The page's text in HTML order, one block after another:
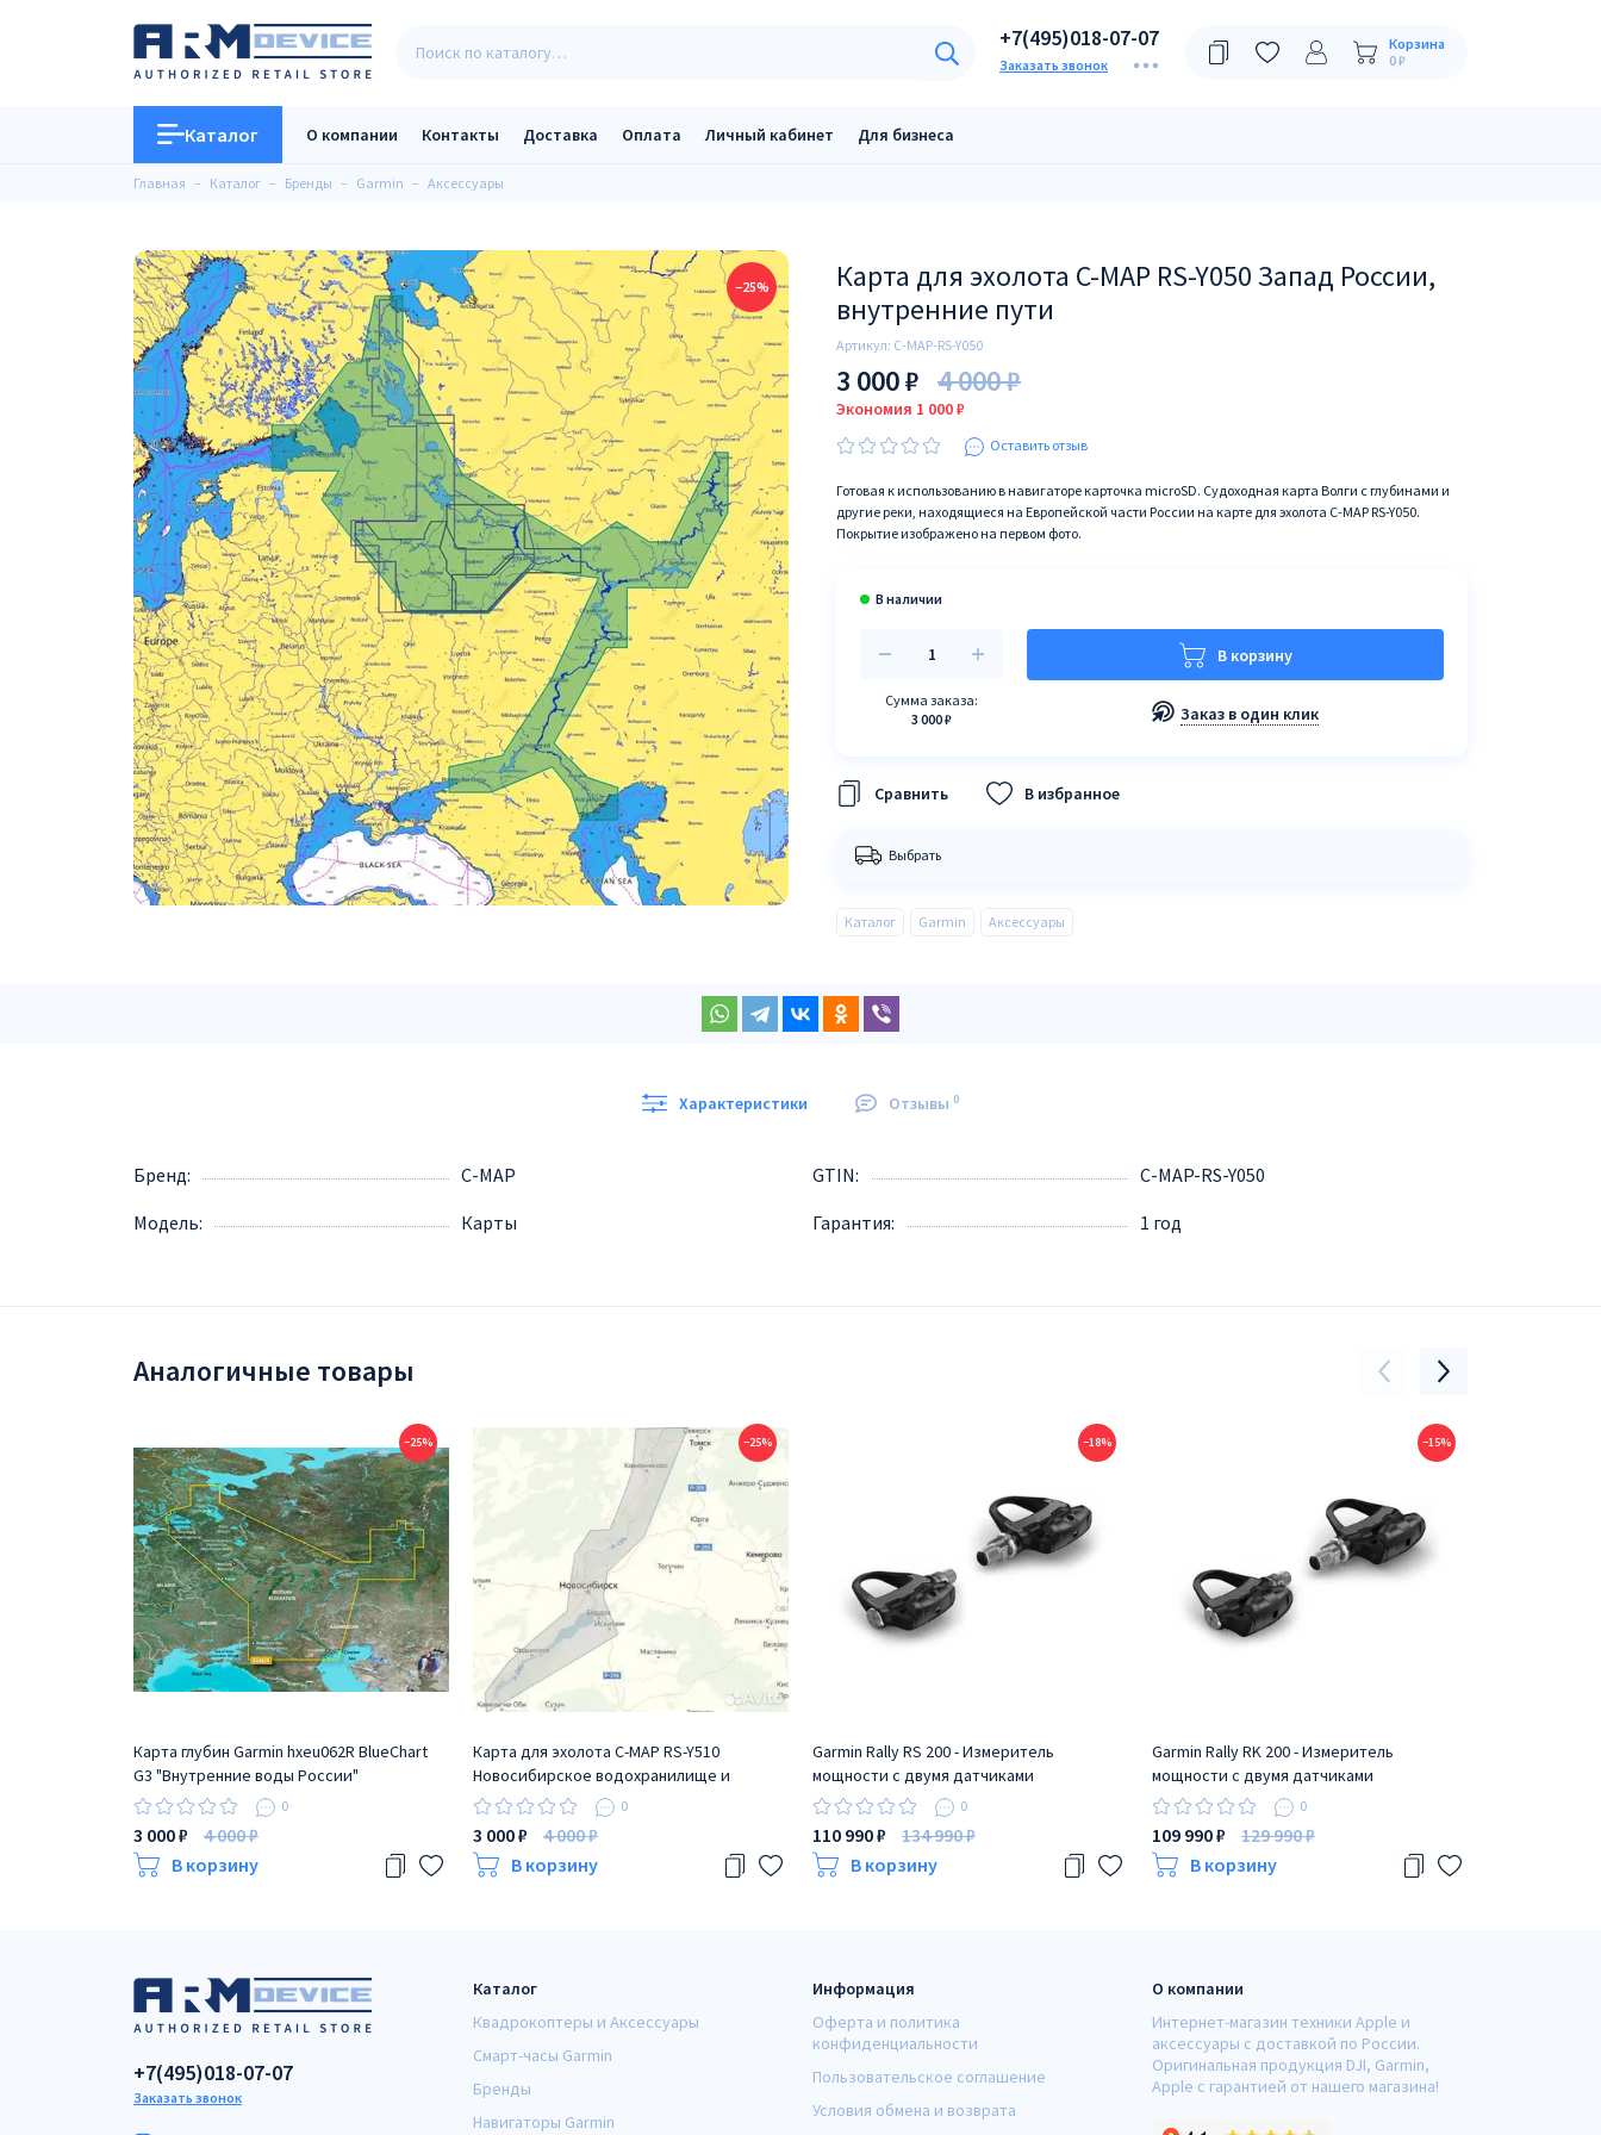
+7(495)018-07-07
Заказать звонок
Корзина
0 ₽
Каталог О компании Контакты Доставка Оплата Личный кабинет Для бизнеса
Главная Каталог Бренды Garmin Аксессуары
−25%
Карта для эхолота C-MAP RS-Y050 Запад России,
внутренние пути
Артикул: C-MAP-RS-Y050
3 000 ₽ 4 000 ₽
Экономия 1 000 ₽
Оставить отзыв
Готовая к использованию в навигаторе карточка microSD. Судоходная карта Волги с глубинами и
другие реки, находящиеся на Европейской части России на карте для эхолота C-MAP RS-Y050.
Покрытие изображено на первом фото.
Сумма заказа:
3 000 ₽
В корзину
Заказ в один клик
В избранное
Выбрать
Каталог Garmin Аксессуары
Характеристики Отзывы 0
Бренд
C-MAP
Модель
Карты
GTIN
C-MAP-RS-Y050
Гарантия
1 год
Аналогичные товары
−25%
Карта глубин Garmin hxeu062R BlueChart
G3 "Внутренние воды России"
0
3 000 ₽
4 000 ₽
В корзину
−25%
Карта для эхолота C-MAP RS-Y510
Новосибирское водохранилище и
Новосибирск-Томск 0
3 000 ₽
4 000 ₽
В корзину
−18%
Garmin Rally RS 200 - Измеритель
мощности с двумя датчиками
0
110 990 ₽
134 990 ₽
В корзину
−15%
Garmin Rally RK 200 - Измеритель
мощности с двумя датчиками
0
109 990 ₽
129 990 ₽
В корзину
+7(495)018-07-07
Заказать звонок
Каталог
Квадрокоптеры и Аксессуары
Смарт-часы Garmin
Бренды
Навигаторы Garmin
Информация
Оферта и политика
конфиденциальности
Пользовательское соглашение
Условия обмена и возврата
О компании
Интернет-магазин техники Apple и
аксессуары с доставкой по России.
Оригинальная продукция DJI, Garmin,
Apple с гарантией от нашего магазина!